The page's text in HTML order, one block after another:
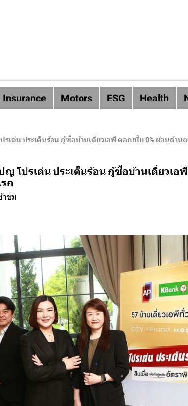
Insurance Motors ESG Health
เด่น ประเด็นร้อน กู้ซื้อบ้านเดี่ยวเอพี ดอกเบี้ย 0% ผ่อนล้านล
ญ โปรเด่น ประเด็นร้อน กู้ซื้อบ้านเดี่ยวเอ
ก
าชม